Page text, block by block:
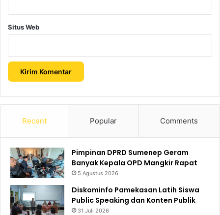
Situs Web
Recent Popular Comments
Pimpinan DPRD Sumenep Geram
Banyak Kepala OPD Mangkir Rapat
5 Agustus 2026
Diskominfo Pamekasan Latih Siswa
Public Speaking dan Konten Publik
31 Juli 2026